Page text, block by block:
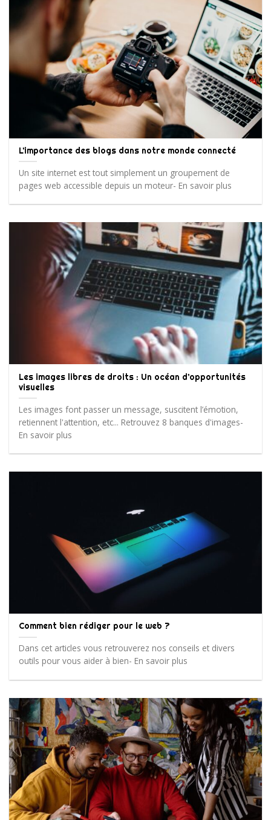
L’importance des blogs dans notre monde connecté
Un site internet est tout simplement un groupement de
pages web accessible depuis un moteur- En savoir plus
Les images libres de droits : Un océan d’opportunités
visuelles
Les images font passer un message, suscitent l’émotion,
retiennent l'attention, etc... Retrouvez 8 banques d'images-
En savoir plus
Comment bien rédiger pour le web ?
Dans cet articles vous retrouverez nos conseils et divers
outils pour vous aider à bien- En savoir plus